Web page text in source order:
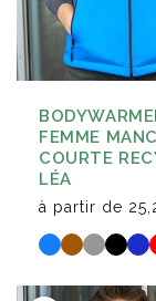
FEMME
COURTE
LÉA
à partir de